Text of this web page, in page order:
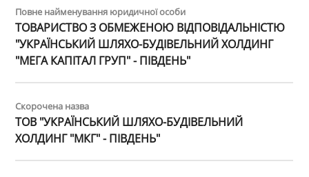
Повне найменування юридичної особи
ТОВАРИСТВО З ОБМЕЖЕНОЮ ВІДПОВІДАЛЬНІСТЮ
"УКРАЇНСЬКИЙ ШЛЯХО-БУДІВЕЛЬНИЙ ХОЛДИНГ
"МЕГА КАПІТАЛ ГРУП" - ПІВДЕНЬ"
Скорочена назва
ТОВ "УКРАЇНСЬКИЙ ШЛЯХО-БУДІВЕЛЬНИЙ
ХОЛДИНГ "МКГ" - ПІВДЕНЬ"